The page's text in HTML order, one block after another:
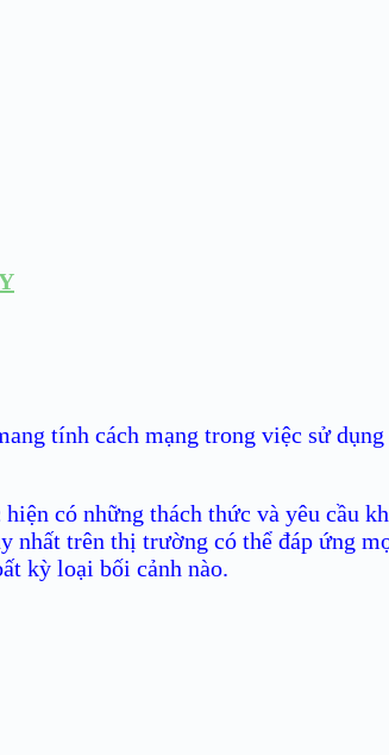
tính cách mạng trong việc sử
có những thách thức và yêu cầu
nhất trên thị trường có thể đáp ứng
kỳ loại bối cảnh nào.